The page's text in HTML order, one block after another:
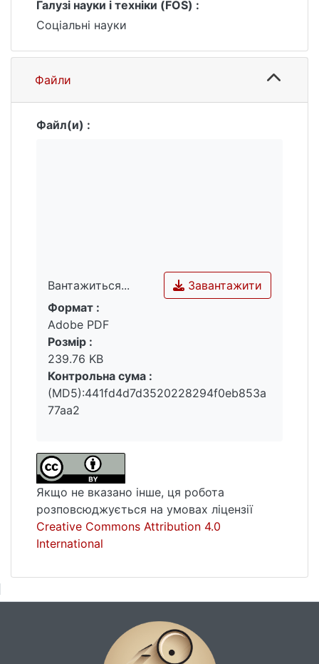
управлінням освіти і науки Чернігівської
обласної державної адміністрації для
удосконалення мережі загальноосвітніх
навчальних закладів регіону.
Галузі науки і техніки (FOS) :
Соціальні науки
Файли
Файл(и) :
Вантажиться...
Вантажиться...
Завантажити
Формат :
Adobe PDF
Розмір :
239.76 KB
Контрольна сума :
(MD5):441fd4d7d3520228294f0eb853a
77aa2
Якщо не вказано інше, ця робота
розповсюджується на умовах ліцензії
Creative Commons Attribution 4.0
International